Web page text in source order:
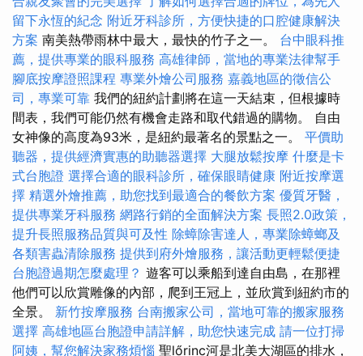
留下永恆的紀念 附近牙科診所，方便快捷的口腔健康解決
方案 南美熱帶雨林中最大，最快的竹子之一。 台中眼科推
薦，提供專業的眼科服務 高雄律師，當地的專業法律幫手
腳底按摩證照課程 專業外燴公司服務 嘉義地區的徵信公
司，專業可靠 我們的紐約計劃將在這一天結束，但根據時
間表，我們可能仍然有機會走路和取代錯過的購物。 自由
女神像的高度為93米，是紐約最著名的景點之一。 平價助
聽器，提供經濟實惠的助聽器選擇 大腿放鬆按摩 什麼是卡
式台胞證 選擇合適的眼科診所，確保眼睛健康 附近按摩選
擇 精選外燴推薦，助您找到最適合的餐飲方案 優質牙醫，
提供專業牙科服務 網路行銷的全面解決方案 長照2.0政策，
提升長照服務品質與可及性 除蟑除害達人，專業除蟑螂及
各類害蟲清除服務 提供到府外燴服務，讓活動更輕鬆便捷
台胞證過期怎麼處理？ 遊客可以乘船到達自由島，在那裡
他們可以欣賞雕像的內部，爬到王冠上，並欣賞到紐約市的
全景。 新竹按摩服務 台南搬家公司，當地可靠的搬家服務
選擇 高雄地區台胞證申請詳解，助您快速完成 請一位打掃
阿姨，幫您解決家務煩惱 聖lőrinc河是北美大湖區的排水，